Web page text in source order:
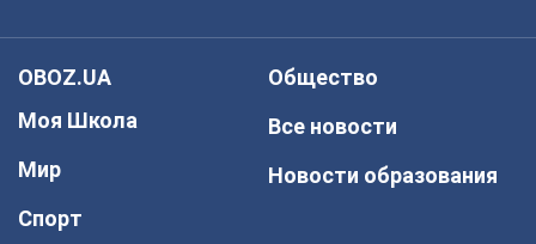
OBOZ.UA
Моя Школа
Мир
Спорт
Общество
Все новости
Новости образования